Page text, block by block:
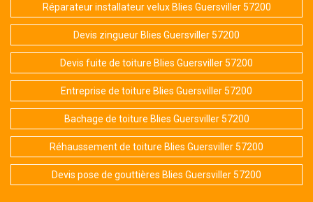
Réparateur installateur velux Blies Guersviller 57200
Devis zingueur Blies Guersviller 57200
Devis fuite de toiture Blies Guersviller 57200
Entreprise de toiture Blies Guersviller 57200
Bachage de toiture Blies Guersviller 57200
Réhaussement de toiture Blies Guersviller 57200
Devis pose de gouttières Blies Guersviller 57200